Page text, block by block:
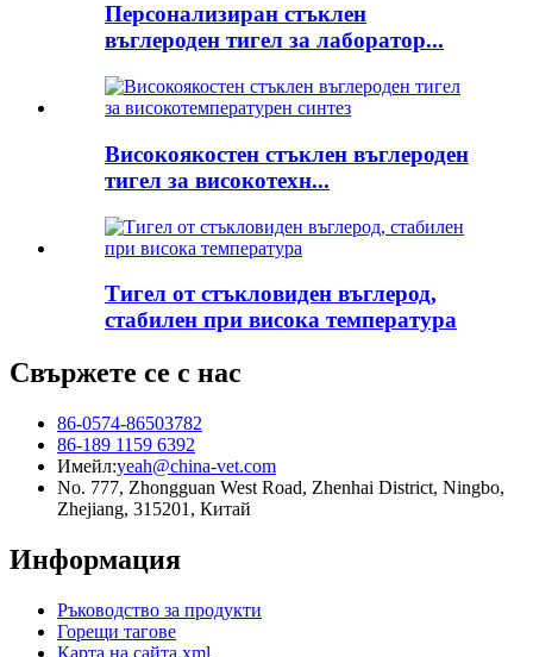
Персонализиран стъклен
въглероден тигел за лаборатор...
Високоякостен стъклен въглероден
тигел за високотехн...
Тигел от стъкловиден въглерод,
стабилен при висока температура
Свържете се с нас
86-0574-86503782
86-189 1159 6392
Имейл:yeah@china-vet.com
No. 777, Zhongguan West Road, Zhenhai District, Ningbo,
Zhejiang, 315201, Китай
Информация
Ръководство за продукти
Горещи тагове
Карта на сайта.xml